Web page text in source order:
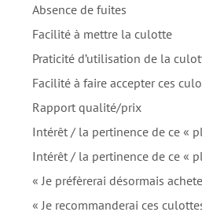
Absence de fuites
Facilité à mettre la culotte
Praticité d’utilisation de la
Facilité à faire accepter ces
Rapport qualité/prix
Intérêt / la pertinence de ce «
Intérêt / la pertinence de ce «
« Je préfèrerai désormais
« Je recommanderai ces